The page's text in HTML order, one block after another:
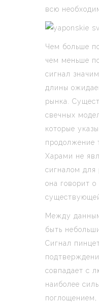
всю
Чем больше
чем меньше
сигнал
длины
рынка.
свечных
которые
продолжение
Харами не
сигналом для
она говорит
Между
быть
Сигнал
совпадает с
наиболее
поглощением,